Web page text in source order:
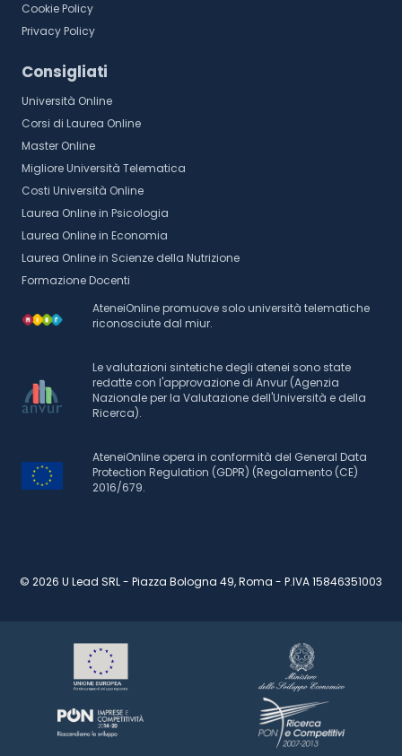
Cookie Policy
Privacy Policy
Consigliati
Università Online
Corsi di Laurea Online
Master Online
Migliore Università Telematica
Costi Università Online
Laurea Online in Psicologia
Laurea Online in Economia
Laurea Online in Scienze della Nutrizione
Formazione Docenti
AteneiOnline promuove solo università telematiche
riconosciute dal miur.
Le valutazioni sintetiche degli atenei sono state
redatte con l'approvazione di Anvur (Agenzia
Nazionale per la Valutazione dell'Università e della
Ricerca).
AteneiOnline opera in conformità del General Data
Protection Regulation (GDPR) (Regolamento (CE)
2016/679.
© 2026 U Lead SRL - Piazza Bologna 49, Roma - P.IVA 15846351003